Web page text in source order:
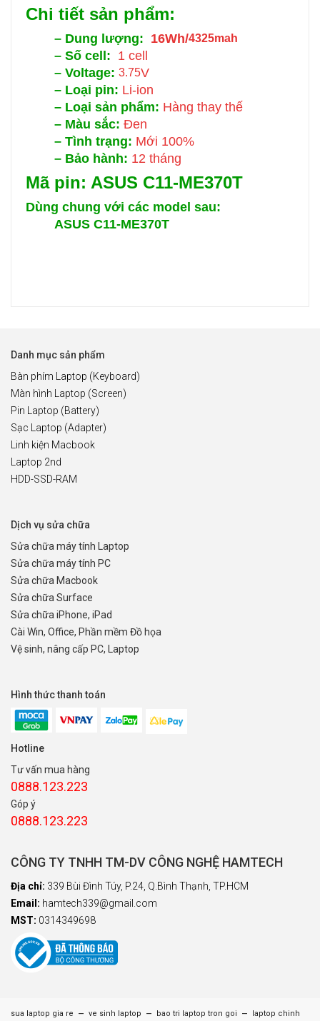
Chi tiết sản phẩm:
– Dung lượng: 16Wh/4325mah
– Số cell: 1 cell
– Voltage: 3.75V
– Loại pin: Li-ion
– Loại sản phẩm: Hàng thay thế
– Màu sắc: Đen
– Tình trạng: Mới 100%
– Bảo hành: 12 tháng
Mã pin: ASUS C11-ME370T
Dùng chung với các model sau:
ASUS C11-ME370T
Danh mục sản phẩm
Bàn phím Laptop (Keyboard)
Màn hình Laptop (Screen)
Pin Laptop (Battery)
Sạc Laptop (Adapter)
Linh kiện Macbook
Laptop 2nd
HDD-SSD-RAM
Dịch vụ sửa chữa
Sửa chữa máy tính Laptop
Sửa chữa máy tính PC
Sửa chữa Macbook
Sửa chữa Surface
Sửa chữa iPhone, iPad
Cài Win, Office, Phần mềm Đồ họa
Vệ sinh, nâng cấp PC, Laptop
Hình thức thanh toán
Hotline
Tư vấn mua hàng
0888.123.223
Góp ý
0888.123.223
CÔNG TY TNHH TM-DV CÔNG NGHỆ HAMTECH
Địa chỉ: 339 Bùi Đình Túy, P.24, Q.Bình Thạnh, TP.HCM
Email: hamtech339@gmail.com
MST: 0314349698
sua laptop gia re – ve sinh laptop – bao tri laptop tron goi – laptop chinh